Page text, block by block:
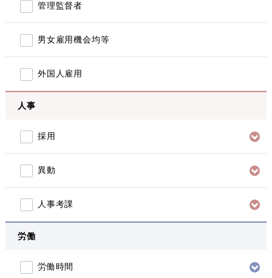
管理監督者
男女雇用機会均等
外国人雇用
人事
採用
異動
人事考課
労働
労働時間